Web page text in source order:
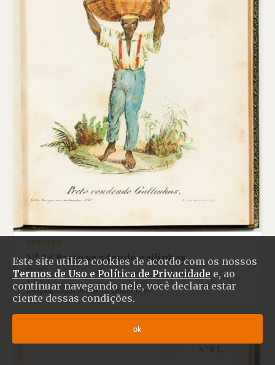
Este site utiliza cookies de acordo com os nossos
Termos de Uso e Política de Privacidade e, ao
continuar navegando nele, você declara estar
ciente dessas condições.
ok
GRAVURA
Nº 23 Preto vendendo gallinhas
ATRIBUÍDO
Joaquim Lopes de Barros Cabral Teive